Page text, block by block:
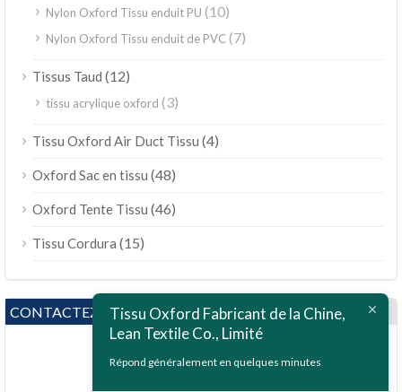
Nylon Oxford Tissu enduit PU (10)
Nylon Oxford Tissu enduit de PVC(7)
Tissus Taud (12)
tissu acrylique oxford (3)
Tissu Oxford Air Duct Tissu (4)
Oxford Sac en tissu (48)
Oxford Tente Tissu (46)
Tissu Cordura (15)
CONTACTEZ NOUSTissu Oxford Fabricant de la Chine,
Lean Textile Co., Limité
Répond généralement en quelques minutes